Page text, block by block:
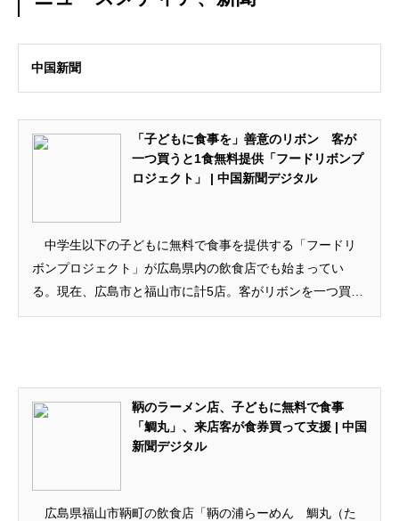
中国新聞
「子どもに食事を」善意のリボン 客が
一つ買うと1食無料提供「フードリボンプ
ロジェクト」 | 中国新聞デジタル
中学生以下の子どもに無料で食事を提供する「フードリ
ボンプロジェクト」が広島県内の飲食店でも始まってい
る。現在、広島市と福山市に計5店。客がリボンを一つ買う
たび、来店した子どもに1食分を無料で提供する...
鞆のラーメン店、子どもに無料で食事
「鯛丸」、来店客が食券買って支援 | 中国
新聞デジタル
広島県福山市鞆町の飲食店「鞆の浦らーめん 鯛丸（た